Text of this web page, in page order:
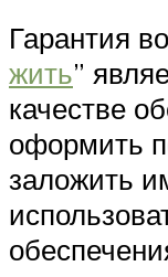
Гарантия
жить”
качестве
оформить
заложить